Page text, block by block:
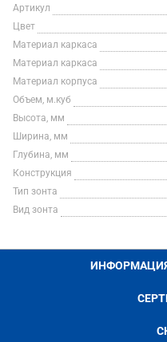
Артикул
Цвет
Материал каркаса
Материал каркаса
Материал корпуса
Объем, м.куб
Высота, мм
Ширина, мм
Глубина, мм
Конструкция
Тип зонта
Вид зонта